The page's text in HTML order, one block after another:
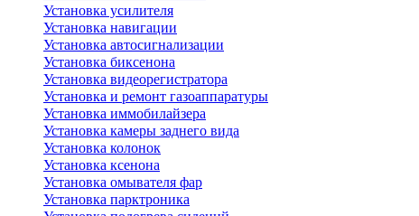
Установка усилителя
Установка навигации
Установка автосигнализации
Установка биксенона
Установка видеорегистратора
Установка и ремонт газоаппаратуры
Установка иммобилайзера
Установка камеры заднего вида
Установка колонок
Установка ксенона
Установка омывателя фар
Установка парктроника